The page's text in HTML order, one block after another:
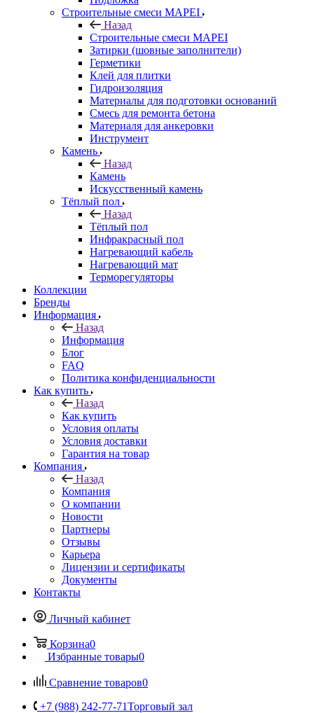
Строительные смеси MAPEI
Назад
Строительные смеси MAPEI
Затирки (шовные заполнители)
Герметики
Клей для плитки
Гидроизоляция
Материалы для подготовки оснований
Смесь для ремонта бетона
Материаля для анкеровки
Инструмент
Камень
Назад
Камень
Искусственный камень
Тёплый пол
Назад
Тёплый пол
Инфракрасный пол
Нагревающий кабель
Нагревающий мат
Терморегуляторы
Коллекции
Бренды
Информация
Назад
Информация
Блог
FAQ
Политика конфиденциальности
Как купить
Назад
Как купить
Условия оплаты
Условия доставки
Гарантия на товар
Компания
Назад
Компания
О компании
Новости
Партнеры
Отзывы
Карьера
Лицензии и сертификаты
Документы
Контакты
Личный кабинет
Корзина0
Избранные товары0
Сравнение товаров0
+7 (988) 242-77-71Торговый зал